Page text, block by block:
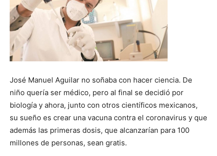
José Manuel Aguilar no soñaba con hacer ciencia. De
niño quería ser médico, pero al final se decidió por
biología y ahora, junto con otros científicos mexicanos,
su sueño es crear una vacuna contra el coronavirus y que
además las primeras dosis, que alcanzarían para 100
millones de personas, sean gratis.